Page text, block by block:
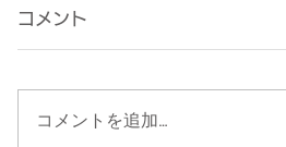
コメント
コメントを追加…